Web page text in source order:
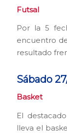
Futsal
Por la 5
encuentro
resultado
Sábado
Basket
El
lleva el